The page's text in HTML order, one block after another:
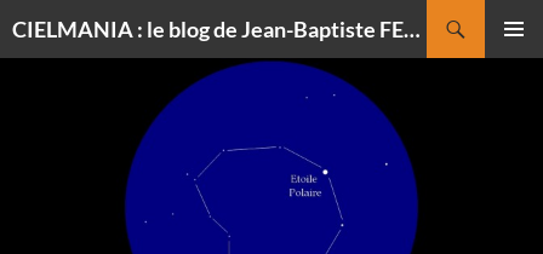
CIELMANIA : le blog de Jean-Baptiste FELDMANN, photographe du ciel